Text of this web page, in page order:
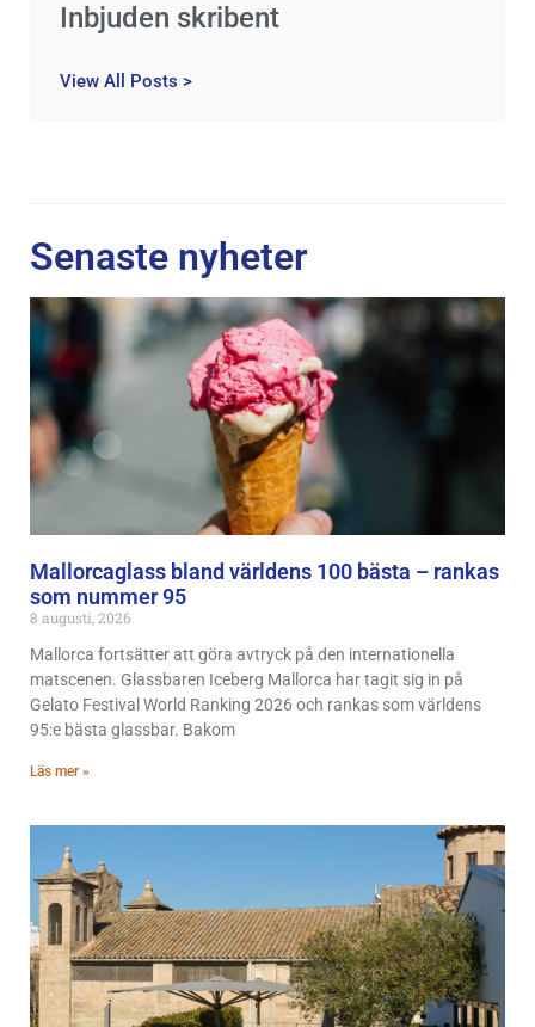
Inbjuden skribent
View All Posts >
Senaste nyheter
Mallorcaglass bland världens 100 bästa – rankas
som nummer 95
8 augusti, 2026
Mallorca fortsätter att göra avtryck på den internationella
matscenen. Glassbaren Iceberg Mallorca har tagit sig in på
Gelato Festival World Ranking 2026 och rankas som världens
95:e bästa glassbar. Bakom
Läs mer »